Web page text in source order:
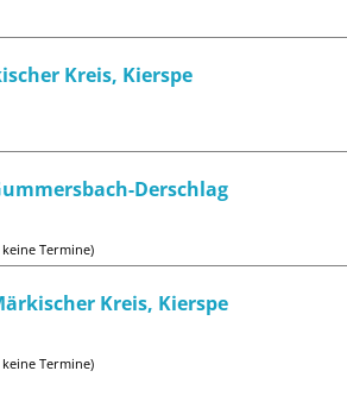
Kreis, Kierspe
Derschlag
Termine)
Kreis, Kierspe
Termine)